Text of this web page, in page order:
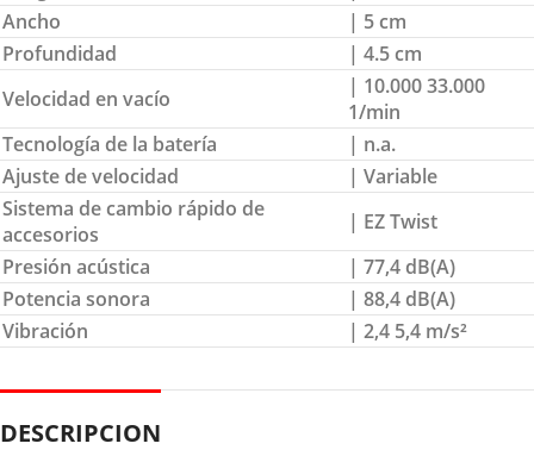
Ancho
| 5 cm
Profundidad
| 4.5 cm
Velocidad en vacío
| 10.000 33.000
1/min
Tecnología de la batería
| n.a.
Ajuste de velocidad
| Variable
Sistema de cambio rápido de
accesorios
| EZ Twist
Presión acústica
| 77,4 dB(A)
Potencia sonora
| 88,4 dB(A)
Vibración
| 2,4 5,4 m/s²
DESCRIPCION